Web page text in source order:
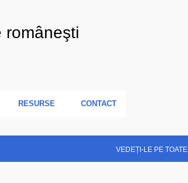
româneşti
RESURSE CONTACT
VEDEȚI-LE PE TOATE